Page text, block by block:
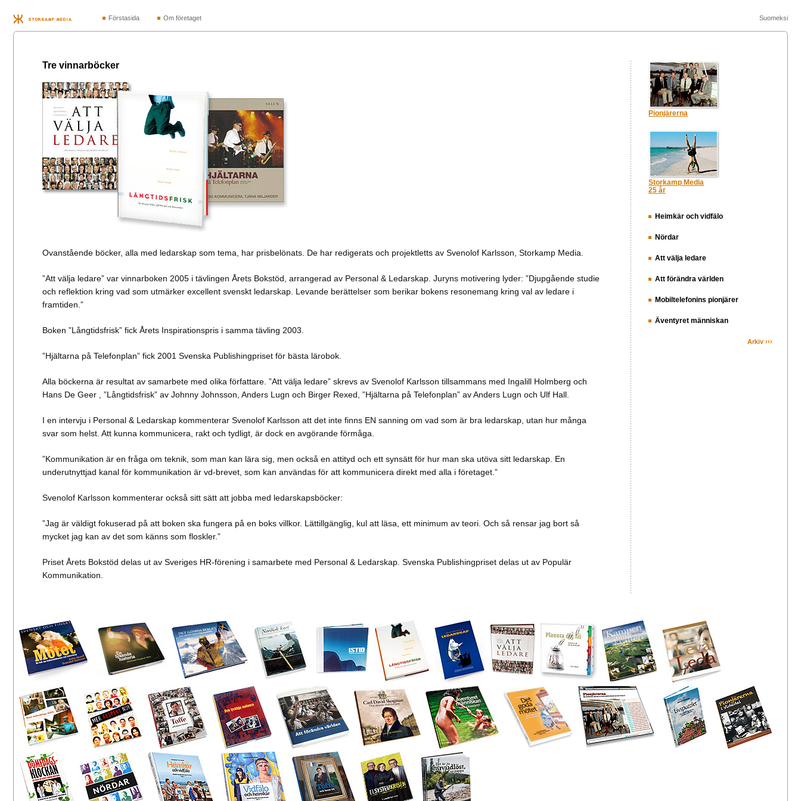
Suomeksi
Förstasida Om företaget
Tre vinnarböcker
Ovanstående böcker, alla med ledarskap som tema, har prisbelönats. De har redigerats och projektletts av Svenolof Karlsson, Storkamp Media.
”Att välja ledare” var vinnarboken 2005 i tävlingen Årets Bokstöd, arrangerad av Personal & Ledarskap. Juryns motivering lyder: ”Djupgående studie
och reflektion kring vad som utmärker excellent svenskt ledarskap. Levande berättelser som berikar bokens resonemang kring val av ledare i
framtiden.”
Boken ”Långtidsfrisk” fick Årets Inspirationspris i samma tävling 2003.
”Hjältarna på Telefonplan” fick 2001 Svenska Publishingpriset för bästa lärobok.
Alla böckerna är resultat av samarbete med olika författare. ”Att välja ledare” skrevs av Svenolof Karlsson tillsammans med Ingalill Holmberg och
Hans De Geer , ”Långtidsfrisk” av Johnny Johnsson, Anders Lugn och Birger Rexed, ”Hjältarna på Telefonplan” av Anders Lugn och Ulf Hall.
I en intervju i Personal & Ledarskap kommenterar Svenolof Karlsson att det inte finns EN sanning om vad som är bra ledarskap, utan hur många
svar som helst. Att kunna kommunicera, rakt och tydligt, är dock en avgörande förmåga.
”Kommunikation är en fråga om teknik, som man kan lära sig, men också en attityd och ett synsätt för hur man ska utöva sitt ledarskap. En
underutnyttjad kanal för kommunikation är vd-brevet, som kan användas för att kommunicera direkt med alla i företaget.”
Svenolof Karlsson kommenterar också sitt sätt att jobba med ledarskapsböcker:
”Jag är väldigt fokuserad på att boken ska fungera på en boks villkor. Lättillgänglig, kul att läsa, ett minimum av teori. Och så rensar jag bort så
mycket jag kan av det som känns som floskler.”
Priset Årets Bokstöd delas ut av Sveriges HR-förening i samarbete med Personal & Ledarskap. Svenska Publishingpriset delas ut av Populär
Kommunikation.
Pionjärerna
Storkamp Media
25 år
Heimkär och vidfälo
Nördar
Att välja ledare
Att förändra världen
Mobiltelefonins pionjärer
Äventyret människan
Arkiv ›››